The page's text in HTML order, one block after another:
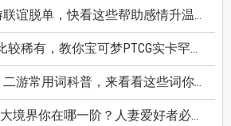
脱单，快看这些帮助感情升温的桌游技巧
有，教你宝可梦PTCG实卡罕贵度怎么看
用词科普，来看看这些词你看得懂多少个
在哪一阶？人妻爱好者必看三款精选NTR游戏推荐